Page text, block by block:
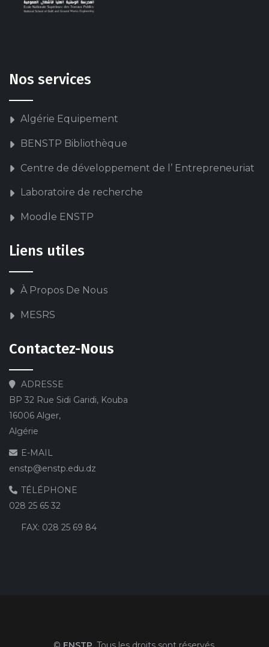
Nos services
Algérie Equipement
BENSTP Bibliothèque
Centre de développement de l’ Entrepreneuriat
Laboratoire de recherche
Moodle ENSTP
Liens utiles
À Propos De Nous
MESRS
Contactez-Nous
ADRESSE
BP 32 Rue Sidi Garidi, Kouba
16006 Alger,
Algérie
E-MAIL
enstp@enstp.edu.dz
TÉLÉPHONE
028 25 65 32
FAX: 028 25 69 84